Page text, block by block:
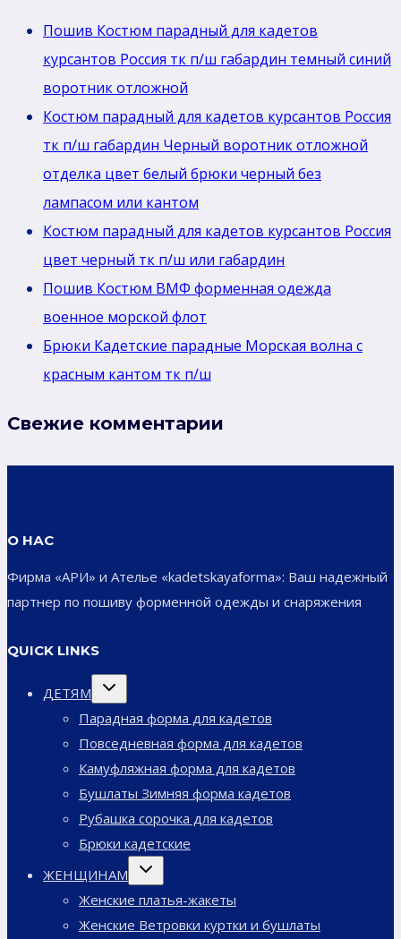
Пошив Костюм парадный для кадетов
курсантов Россия тк п/ш габардин темный синий
воротник отложной
Костюм парадный для кадетов курсантов Россия
тк п/ш габардин Черный воротник отложной
отделка цвет белый брюки черный без
лaмпасом или кантом
Костюм парадный для кадетов курсантов Россия
цвет черный тк п/ш или габардин
Пошив Костюм ВМФ форменная одежда
военное морской флот
Брюки Кадетские парадные Морская волна с
красным кантом тк п/ш
Свежие комментарии
О НАС
Фирма «АРИ» и Ателье «kadetskayaforma»: Ваш надежный
партнер по пошиву форменной одежды и снаряжения
QUICK LINKS
ДЕТЯМ
Переключить
дочернее
Парадная форма для кадетов
Повседневная форма для кадетов
Камуфляжная форма для кадетов
Бушлаты Зимняя форма кадетов
Рубашка сорочка для кадетов
Брюки кадетские
ЖЕНЩИНАМ
Переключить
дочернее
Женские платья-жакеты
Женские Ветровки куртки и бушлаты